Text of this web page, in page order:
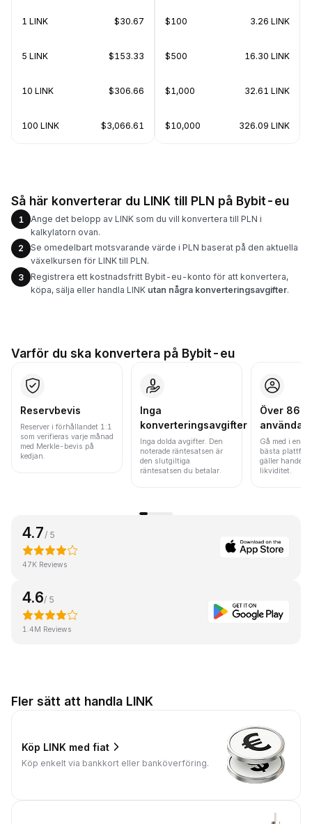
1 LINK $30.67
5 LINK $153.33
10 LINK $306.66
100 LINK $3,066.61
$100 3.26 LINK
$500 16.30 LINK
$1,000 32.61 LINK
$10,000 326.09 LINK
Så här konverterar du LINK till PLN på Bybit-eu
1
Ange det belopp av LINK som du vill konvertera till PLN i
kalkylatorn ovan.
2
Se omedelbart motsvarande värde i PLN baserat på den aktuella
växelkursen för LINK till PLN.
3
Registrera ett kostnadsfritt Bybit-eu-konto för att konvertera,
köpa, sälja eller handla LINK utan några konverteringsavgifter.
Varför du ska konvertera på Bybit-eu
Reservbevis
Reserver i förhållandet 1:1
som verifieras varje månad
med Merkle-bevis på
kedjan.
Inga
konverteringsavgifter
Inga dolda avgifter. Den
noterade räntesatsen är
den slutgiltiga
räntesatsen du betalar.
Över 86
Gå med i en
bästa
gäller
likviditet.
4.7 / 5
47K Reviews
4.6/ 5
1.4M Reviews
Fler sätt att handla LINK
Köp LINK med fiat
Köp enkelt via bankkort eller banköverföring.